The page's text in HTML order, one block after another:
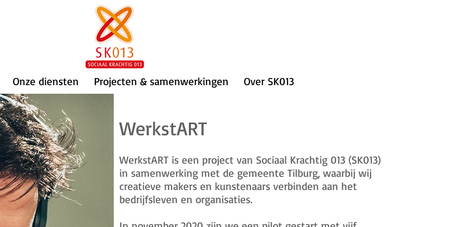
Onze diensten Projecten & samenwerkingen Over SK013
WerkstART
WerkstART is een project van Sociaal Krachtig 013 (SK013)
in samenwerking met de gemeente Tilburg, waarbij wij
creatieve makers en kunstenaars verbinden aan het
bedrijfsleven en organisaties.